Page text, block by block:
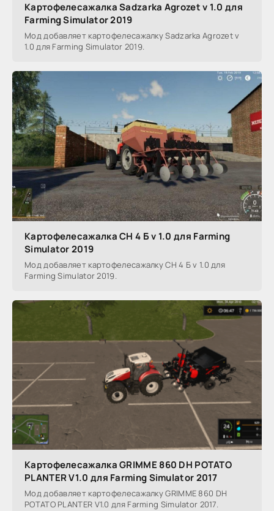
Картофелесажалка Sadzarka Agrozet v 1.0 для
Farming Simulator 2019
Мод добавляет картофелесажалку Sadzarka Agrozet v
1.0 для Farming Simulator 2019.
Картофелесажалка СН 4 Б v 1.0 для Farming
Simulator 2019
Мод добавляет картофелесажалку СН 4 Б v 1.0 для
Farming Simulator 2019.
Картофелесажалка GRIMME 860 DH POTATO
PLANTER V1.0 для Farming Simulator 2017
Мод добавляет картофелесажалку GRIMME 860 DH
POTATO PLANTER V1.0 для Farming Simulator 2017.